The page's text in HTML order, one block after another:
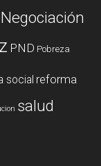
Negociación
PND Pobreza
social reforma
salud